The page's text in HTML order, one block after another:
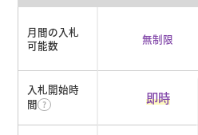
月間の入札
可能数
無制限
入札開始時
間
即時